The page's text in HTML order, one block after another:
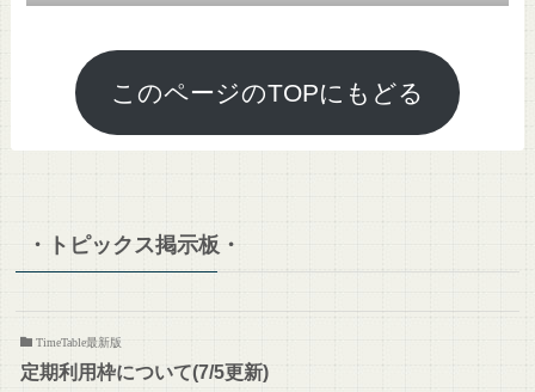
このページのTOPにもどる
・トピックス掲示板・
TimeTable最新版
定期利用枠について(7/5更新)